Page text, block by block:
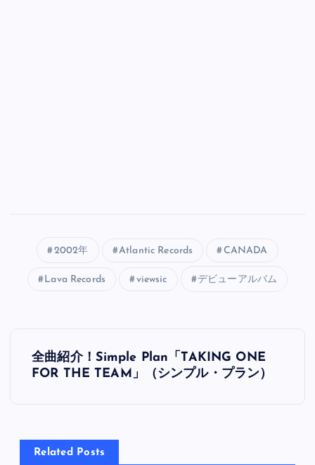
2002年 Atlantic Records CANADA
Lava Records viewsic デビューアルバム
投
稿
ビ
全曲紹介！Simple Plan「TAKING ONE
FOR THE TEAM」（シンプル・プラン）
Related Posts